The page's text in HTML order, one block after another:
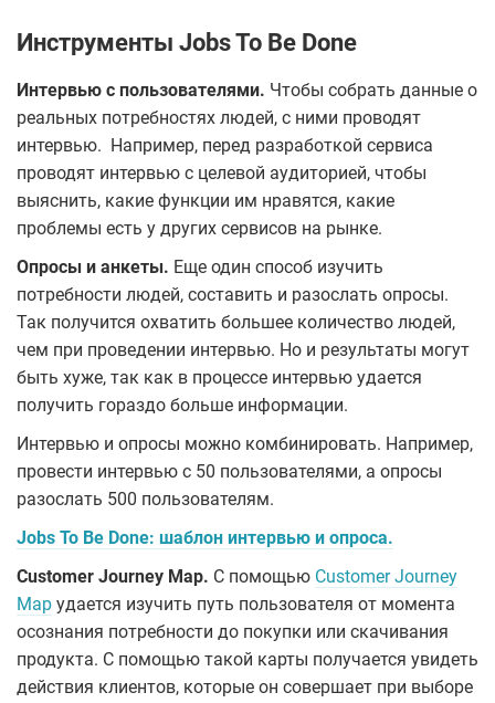
Инструменты Jobs To Be Done
Интервью с пользователями. Чтобы собрать данные о
реальных потребностях людей, с ними проводят
интервью. Например, перед разработкой сервиса
проводят интервью с целевой аудиторией, чтобы
выяснить, какие функции им нравятся, какие
проблемы есть у других сервисов на рынке.
Опросы и анкеты. Еще один способ изучить
потребности людей, составить и разослать опросы.
Так получится охватить большее количество людей,
чем при проведении интервью. Но и результаты могут
быть хуже, так как в процессе интервью удается
получить гораздо больше информации.
Интервью и опросы можно комбинировать. Например,
провести интервью с 50 пользователями, а опросы
разослать 500 пользователям.
Jobs To Be Done: шаблон интервью и опроса.
Customer Journey Map. С помощью Customer Journey
Map удается изучить путь пользователя от момента
осознания потребности до покупки или скачивания
продукта. С помощью такой карты получается увидеть
действия клиентов, которые он совершает при выборе